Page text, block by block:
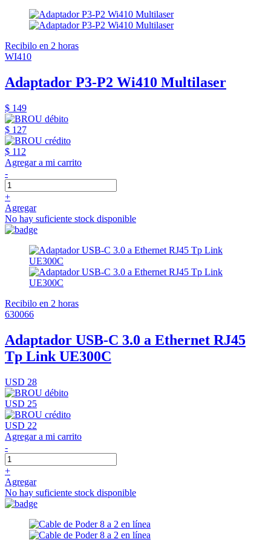
Recibilo en 2 horas
WI410
Adaptador P3-P2 Wi410 Multilaser
$ 149
$ 127
$ 112
Agregar a mi carrito
-
+
Agregar
No hay suficiente stock disponible
Recibilo en 2 horas
630066
Adaptador USB-C 3.0 a Ethernet RJ45
Tp Link UE300C
USD 28
USD 25
USD 22
Agregar a mi carrito
-
+
Agregar
No hay suficiente stock disponible